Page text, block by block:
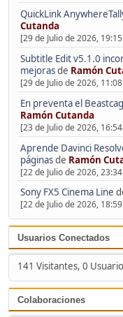
QuickLink
Cutanda
[29 de Julio de 2026,
Subtitle Edit v5.1.0
mejorasde Ramón
[29 de Julio de 2026,
En preventa el
Ramón Cutanda
[23 de Julio de 2026,
Aprende Davinci
páginasde Ramón
[22 de Julio de 2026,
Sony FX5 Cinema Line
[22 de Julio de 2026,
Usuarios Conectados
141 Visitantes, 0
Colaboraciones